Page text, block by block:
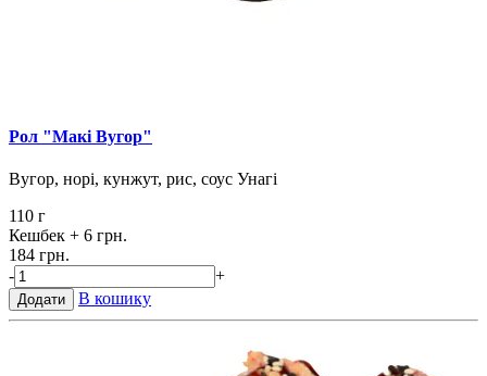
Рол "Макі Вугор"
Вугор, норі, кунжут, рис, соус Унагі
110 г
Кешбек + 6 грн.
184 грн.
-
+
Додати В кошику